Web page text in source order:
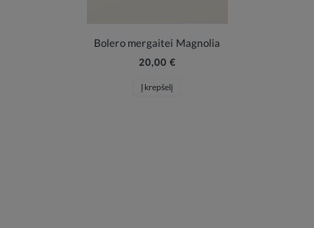
Bolero mergaitei Magnolia
20,00 €
Į krepšelį